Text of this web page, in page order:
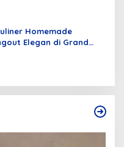
Homemade
Elegan di Grand